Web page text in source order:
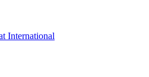
International